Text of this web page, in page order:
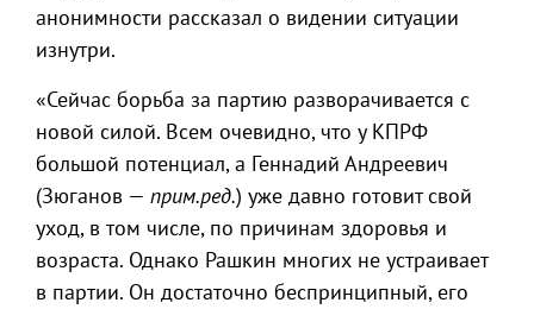
анонимности рассказал о видении ситуации
изнутри.
«Сейчас борьба за партию разворачивается с
новой силой. Всем очевидно, что у КПРФ
большой потенциал, а Геннадий Андреевич
(Зюганов — прим.ред.) уже давно готовит свой
уход, в том числе, по причинам здоровья и
возраста. Однако Рашкин многих не устраивает
в партии. Он достаточно беспринципный, его